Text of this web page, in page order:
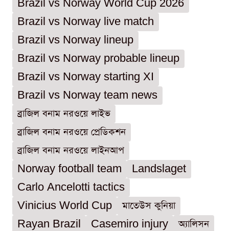
Brazil vs Norway World Cup 2026
Brazil vs Norway live match
Brazil vs Norway lineup
Brazil vs Norway probable lineup
Brazil vs Norway starting XI
Brazil vs Norway team news
ব্রাজিল বনাম নরওয়ে লাইভ
ব্রাজিল বনাম নরওয়ে প্রেডিকশন
ব্রাজিল বনাম নরওয়ে লাইনআপ
Norway football team
Landslaget
Carlo Ancelotti tactics
Vinicius World Cup
মাতেউস কুনিয়া
Rayan Brazil
Casemiro injury
অ্যালিসন